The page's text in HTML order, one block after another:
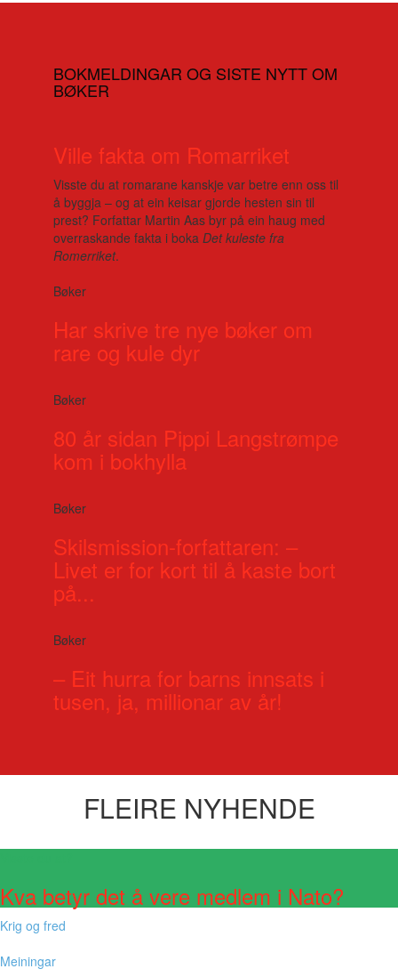
BOKMELDINGAR OG SISTE NYTT OM
BØKER
Ville fakta om Romarriket
Visste du at romarane kanskje var betre enn oss til
å byggja – og at ein keisar gjorde hesten sin til
prest? Forfattar Martin Aas byr på ein haug med
overraskande fakta i boka Det kuleste fra
Romerriket.
Bøker
Har skrive tre nye bøker om
rare og kule dyr
Bøker
80 år sidan Pippi Langstrømpe
kom i bokhylla
Bøker
Skilsmission-forfattaren: –
Livet er for kort til å kaste bort
på...
Bøker
– Eit hurra for barns innsats i
tusen, ja, millionar av år!
FLEIRE NYHENDE
Kva betyr det å vere medlem i Nato?
Krig og fred
Meiningar